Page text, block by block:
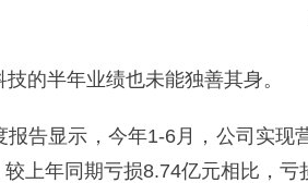
的半年业绩也未能独善其身。
告显示，今年1-6月，公司实现
上年同期亏损8.74亿元相比，亏